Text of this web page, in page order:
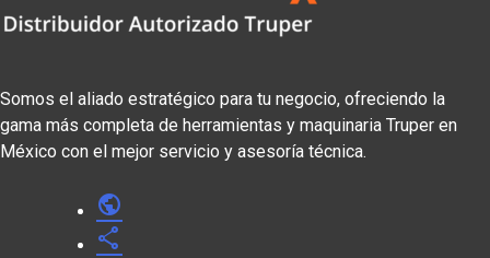
Somos el aliado estratégico para tu negocio, ofreciendo la
gama más completa de herramientas y maquinaria Truper en
México con el mejor servicio y asesoría técnica.
public
share